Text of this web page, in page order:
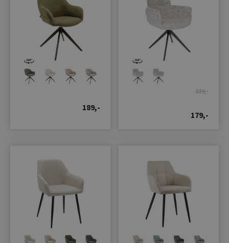
189,-
239,-
179,-